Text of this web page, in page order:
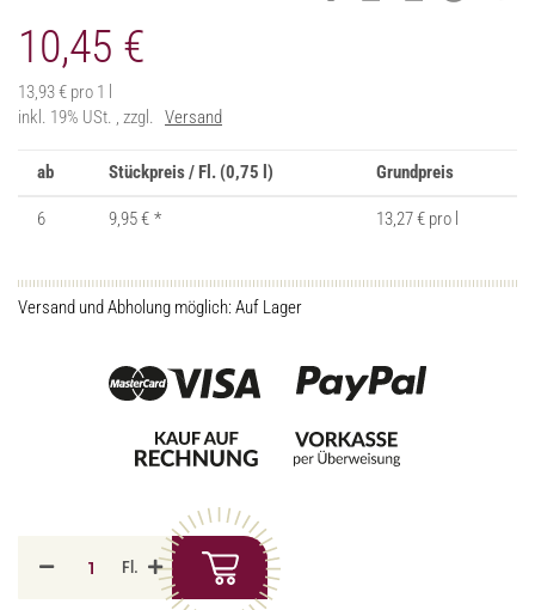
10,45 €
13,93 € pro 1 l
inkl. 19% USt. , zzgl. Versand
ab Stückpreis / Fl. (0,75 l) Grundpreis
6 9,95 € * 13,27 € pro l
Versand und Abholung möglich: Auf Lager
Fl.